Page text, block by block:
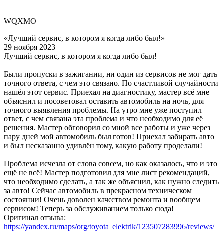
WQXMO
«Лучший сервис, в котором я когда либо был!»
29 ноября 2023
Лучший сервис, в котором я когда либо был!
Были пропуски в зажигании, ни один из сервисов не мог дать
точного ответа, с чем это связано. По счастливой случайности
нашёл этот сервис. Приехал на диагностику, мастер всё мне
объяснил и посоветовал оставить автомобиль на ночь, для
точного выявления проблемы. На утро мне уже поступил
ответ, с чем связана эта проблема и что необходимо для её
решения. Мастер обговорил со мной все работы и уже через
пару дней мой автомобиль был готов! Приехал забирать авто
и был несказанно удивлён тому, какую работу проделали!
Проблема исчезла от слова совсем, но как оказалось, что и это
ещё не всё! Мастер подготовил для мне лист рекомендаций,
что необходимо сделать, а так же объяснил, как нужно следить
за авто! Сейчас автомобиль в прекрасном техническом
состоянии! Очень доволен качеством ремонта и вообщем
сервисом! Теперь за обслуживанием только сюда!
Оригинал отзыва:
https://yandex.ru/maps/org/toyota_elektrik/123507283996/reviews/